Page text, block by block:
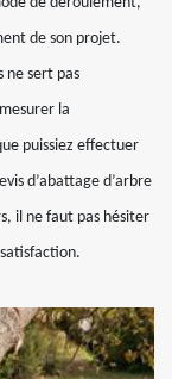
de son projet.
ne sert pas
la
puissiez effectuer
d’abattage d’arbre
il ne faut pas hésiter